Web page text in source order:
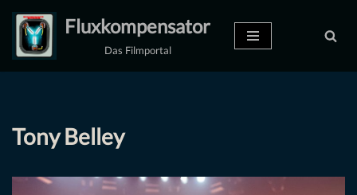
Zum
Inhalt
Fluxkompensator
Das Filmportal
Tony Belley